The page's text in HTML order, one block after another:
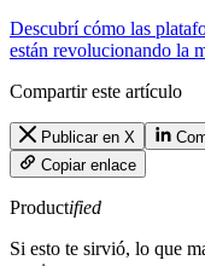
Descubrí cómo las
están revolucionando la
Compartir este artículo
Publicar en X
Copiar enlace
Productified
Si esto te sirvió, lo que